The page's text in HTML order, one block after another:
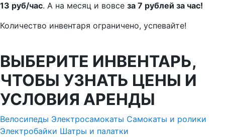
13 руб/час. А на месяц и вовсе за 7 рублей за час!
Количество инвентаря ограничено, успевайте!
ВЫБЕРИТЕ ИНВЕНТАРЬ,
ЧТОБЫ УЗНАТЬ ЦЕНЫ И
УСЛОВИЯ АРЕНДЫ
Велосипеды Электросамокаты Самокаты и ролики
Электробайки Шатры и палатки